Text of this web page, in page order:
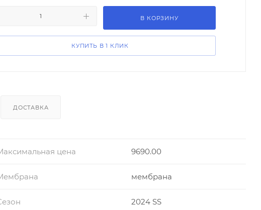
В КОРЗИНУ
КУПИТЬ В 1 КЛИК
ДОСТАВКА
цена 9690.00
мембрана
2024 SS